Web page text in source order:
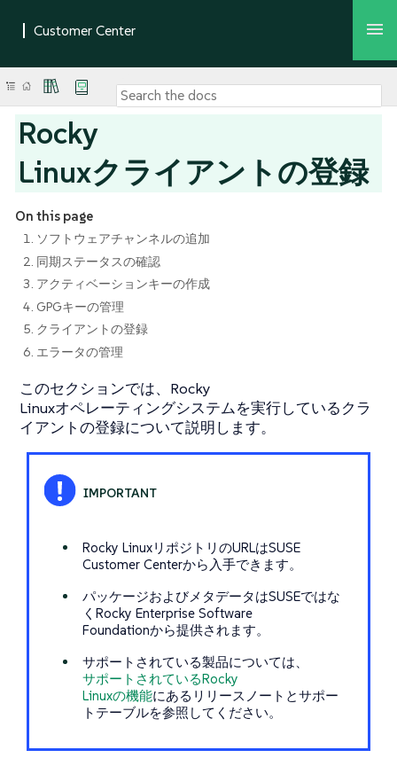
Rocky
Linuxクライアントの登録
On this page
1. ソフトウェアチャンネルの追加
2. 同期ステータスの確認
3. アクティベーションキーの作成
4. GPGキーの管理
5. クライアントの登録
6. エラータの管理
このセクションでは、Rocky
Linuxオペレーティングシステムを実行しているクラ
イアントの登録について説明します。
Rocky LinuxリポジトリのURLはSUSE
Customer Centerから入手できます。
パッケージおよびメタデータはSUSEではな
くRocky Enterprise Software
Foundationから提供されます。
サポートされている製品については、
サポートされているRocky
Linuxの機能にあるリリースノートとサポー
トテーブルを参照してください。